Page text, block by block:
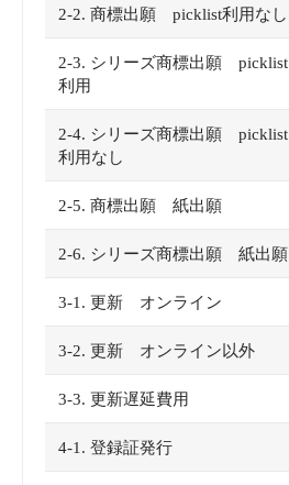
2-2. 商標出願 picklist利用なし
2-3. シリーズ商標出願 picklist
利用
2-4. シリーズ商標出願 picklist
利用なし
2-5. 商標出願 紙出願
2-6. シリーズ商標出願 紙出願
3-1. 更新 オンライン
3-2. 更新 オンライン以外
3-3. 更新遅延費用
4-1. 登録証発行